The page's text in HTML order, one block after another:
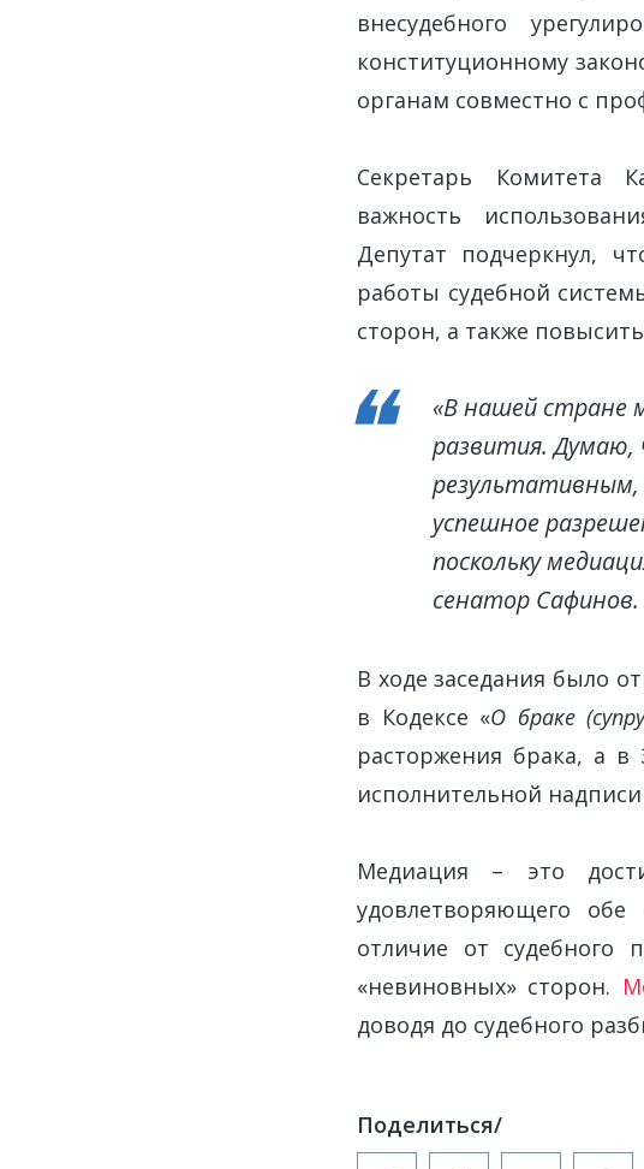
внесудебного
конституционному
органам совместно с
Секретарь Комитета
важность
Депутат подчеркнул,
работы судебной
сторон, а также
«В нашей стране
развития. Думаю,
результативным,
успешное
поскольку
сенатор Сафинов.
В ходе заседания было
в Кодексе «О браке
расторжения брака, а в
исполнительной
Медиация – это
удовлетворяющего
отличие от судебного
«невиновных» сторон.
доводя до судебного